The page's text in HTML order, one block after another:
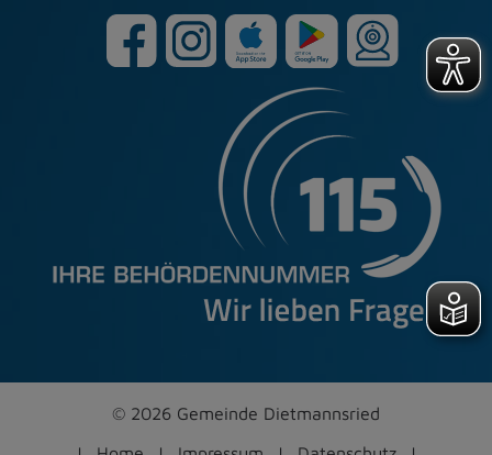
© 2026 Gemeinde Dietmannsried